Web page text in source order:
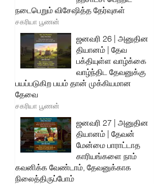
நடைபெறும் விசேஷித்த தேர்வுகள்
சகரியா பூணன்
ஜனவரி 26 | அனுதின
தியானம் | தேவ
பக்தியுள்ள வாழ்க்கை
வாழ்ந்திட தேவனுக்கு
பயப்படுகிற பயம் தான் முக்கியமான
தேவை
சகரியா பூணன்
ஜனவரி 27 | அனுதின
தியானம் | தேவன்
மேன்மை பாராட்டாத
காரியங்களை நாம்
கவனிக்க வேண்டாம், தேவனுக்காக
நிலைத்திருப்போம்